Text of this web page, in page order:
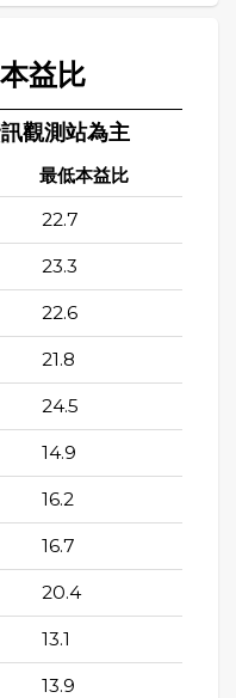
益比
觀測站為主
最低本益比
22.7
23.3
22.6
21.8
24.5
14.9
16.2
16.7
20.4
13.1
13.9